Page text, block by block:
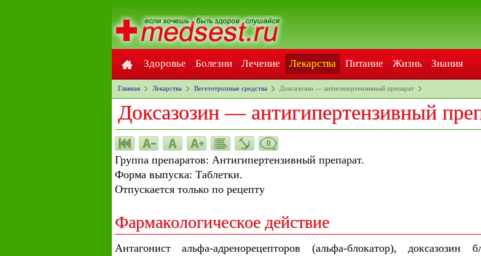
Здоровье Болезни Лечение Лекарства Питание Жизнь Знания
Главная Лекарства Вегетотропные средства Доксазозин — антигипертензивный препарат
Доксазозин — антигипертензивный
0
Группа препаратов: Антигипертензивный препарат.
Форма выпуска: Таблетки.
Отпускается только по рецепту
Фармакологическое действие
Антагонист альфа-адренорецепторов (альфа-блокатор), доксазозин